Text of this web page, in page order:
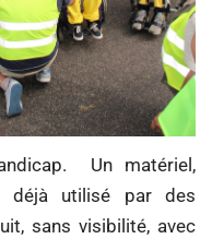
Un matériel,
déjà utilisé par des
sans visibilité, avec